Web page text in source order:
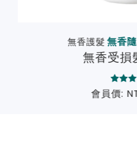
無香護髮 無香
無香受損
會員價: